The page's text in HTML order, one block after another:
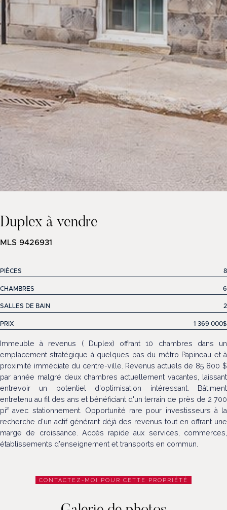
Duplex à vendre
MLS 9426931
PIÈCES 8
CHAMBRES 6
SALLES DE BAIN 2
PRIX 1 369 000$
Immeuble à revenus ( Duplex) offrant 10 chambres dans un
emplacement stratégique à quelques pas du métro Papineau et à
proximité immédiate du centre-ville. Revenus actuels de 85 800 $
par année malgré deux chambres actuellement vacantes, laissant
entrevoir un potentiel d'optimisation intéressant. Bâtiment
entretenu au fil des ans et bénéficiant d'un terrain de près de 2 700
pi² avec stationnement. Opportunité rare pour investisseurs à la
recherche d'un actif générant déjà des revenus tout en offrant une
marge de croissance. Accès rapide aux services, commerces,
établissements d'enseignement et transports en commun.
CONTACTEZ-MOI POUR CETTE PROPRIÉTÉ